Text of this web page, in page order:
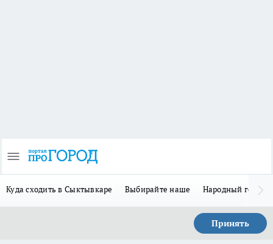
Куда сходить в Сыктывкаре Выбирайте наше Народный герой
Принять